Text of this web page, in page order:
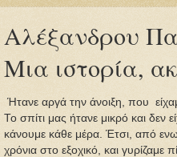
Αλέξανδρου
Μια ιστορία,
Ήτανε αργά την άνοιξη, που
Το σπίτι μας ήτανε μικρό και δεν
κάνουμε κάθε μέρα. Έτσι, από
χρόνια στο εξοχικό, και